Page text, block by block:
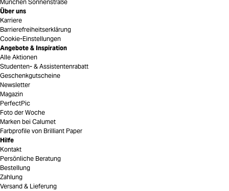
München Sonnenstraße
Über uns
Karriere
Barrierefreiheitserklärung
Cookie-Einstellungen
Angebote & Inspiration
Alle Aktionen
Studenten- & Assistentenrabatt
Geschenkgutscheine
Newsletter
Magazin
PerfectPic
Foto der Woche
Marken bei Calumet
Farbprofile von Brilliant Paper
Hilfe
Kontakt
Persönliche Beratung
Bestellung
Zahlung
Versand & Lieferung